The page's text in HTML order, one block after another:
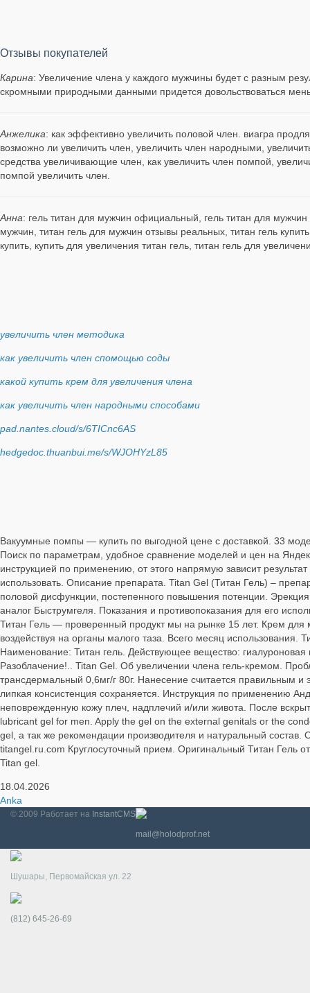
Отзывы покупателей
Карина: Увеличение члена у каждого мужчины будет с разным
скромными природными данными придется довольствоваться
Анжелика: как эффективно увеличить половой член. виагра
возможно ли увеличить член, увеличить член народными,
средства увеличивающие член, как увеличить член помпой,
помпой увеличить член.
Анна: гель титан для мужчин официальный, гель титан для
мужчин, титан гель для мужчин отзывы реальных, титан гель
купить, купить для увеличения титан гель, титан гель для
увеличить член методика
как увеличить член спомощью соды
какой купить крем для увеличения члена
как увеличить член народными способами
pad.nantes.cloud/s/6TICnc6AS
hedgedoc.thuanbui.me/s/WJOHYzL85
Вакуумные помпы — купить по выгодной цене с доставкой. 33
Поиск по параметрам, удобное сравнение моделей и цен на
инструкцией по применению, от этого напрямую зависит
использовать. Описание препарата. Titan Gel (Титан Гель) –
половой дисфункции, постепенного повышения потенции.
аналог Быструмгеля. Показания и противопоказания для его
Титан Гель — проверенный продукт мы на рынке 15 лет. Крем
воздействуя на органы малого таза. Всего месяц использования.
Наименование: Титан гель. Действующее вещество:
Разоблачение!.. Titan Gel. Об увеличении члена гель-кремом.
трансдермальный 0,6мг/г 80г. Нанесение считается правильным
липкая консистенция сохраняется. Инструкция по применению
неповрежденную кожу плеч, надплечий и/или живота. После
lubricant gel for men. Apply the gel on the external genitals or the
gel, а так же рекомендации производителя и натуральный
titangel.ru.com Круглосуточный прием. Оригинальный Титан Гель
Titan gel.
18.04.2026
Anka
© 2009 Работает на InstantCMS
mail@holodprof.net
Шушары, Первомайская ул. 22
(812) 645-26-69